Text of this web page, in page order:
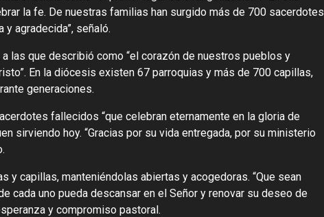
la fe. De nuestras familias han surgido más de 700 sacerdotes
agradecida”, señaló.
las que describió como “el corazón de nuestros pueblos y
En la diócesis existen 67 parroquias y más de 700 capillas,
generaciones.
fallecidos “que celebran eternamente en la gloria de
sirviendo hoy. “Gracias por su vida entregada, por su ministerio
capillas, manteniéndolas abiertas y acogedoras. “Que sean
cada uno pueda descansar en el Señor y renovar su deseo de
y compromiso pastoral.